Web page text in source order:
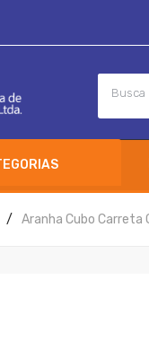
Aranha Cubo Carreta